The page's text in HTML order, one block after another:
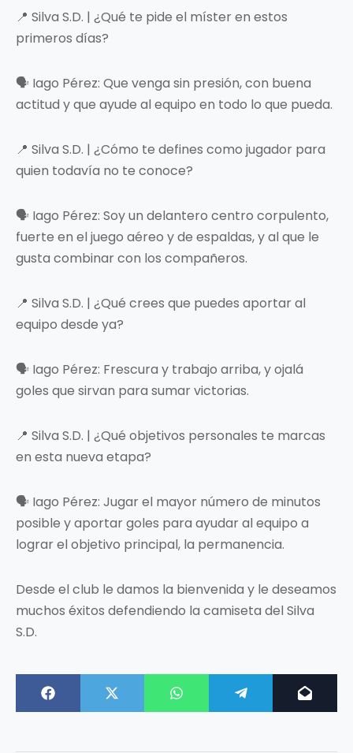
📍 Silva S.D. | ¿Qué te pide el míster en estos
primeros días?
🗣️ Iago Pérez: Que venga sin presión, con buena
actitud y que ayude al equipo en todo lo que pueda.
📍 Silva S.D. | ¿Cómo te defines como jugador para
quien todavía no te conoce?
🗣️ Iago Pérez: Soy un delantero centro corpulento,
fuerte en el juego aéreo y de espaldas, y al que le
gusta combinar con los compañeros.
📍 Silva S.D. | ¿Qué crees que puedes aportar al
equipo desde ya?
🗣️ Iago Pérez: Frescura y trabajo arriba, y ojalá
goles que sirvan para sumar victorias.
📍 Silva S.D. | ¿Qué objetivos personales te marcas
en esta nueva etapa?
🗣️ Iago Pérez: Jugar el mayor número de minutos
posible y aportar goles para ayudar al equipo a
lograr el objetivo principal, la permanencia.
Desde el club le damos la bienvenida y le deseamos
muchos éxitos defendiendo la camiseta del Silva
S.D.